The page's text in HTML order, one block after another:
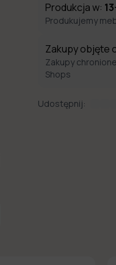
Produkcja w:
Produkujemy
Zakupy objęte
Zakupy
Shops
Udostępnij: